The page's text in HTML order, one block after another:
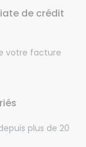
de crédit
votre facture
plus de 20